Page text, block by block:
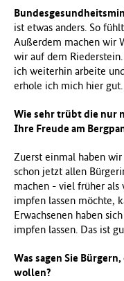
e
r
m
r
G
s
u
n
d
h
e
t
(
ist etwas anders. So
Außerdem machen wir
wir auf dem
ich weiterhin arbeite
erhole ich mich hier gut.
Wie sehr trübt die nur
Ihre Freude am
Zuerst einmal haben
schon jetzt allen
machen - viel früher als
impfen lassen möchte,
Erwachsenen haben
impfen lassen. Das ist
Was sagen Sie
wollen?